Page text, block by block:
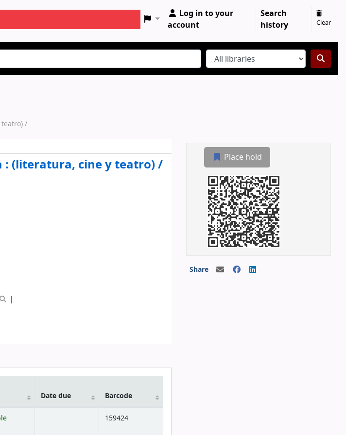
Log in to your
account
Search
history
Clear
/
: (literatura, cine y teatro) /
Date due Barcode
159424
Place hold
Share